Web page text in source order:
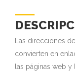
Las direcciones
convierten en
las páginas web